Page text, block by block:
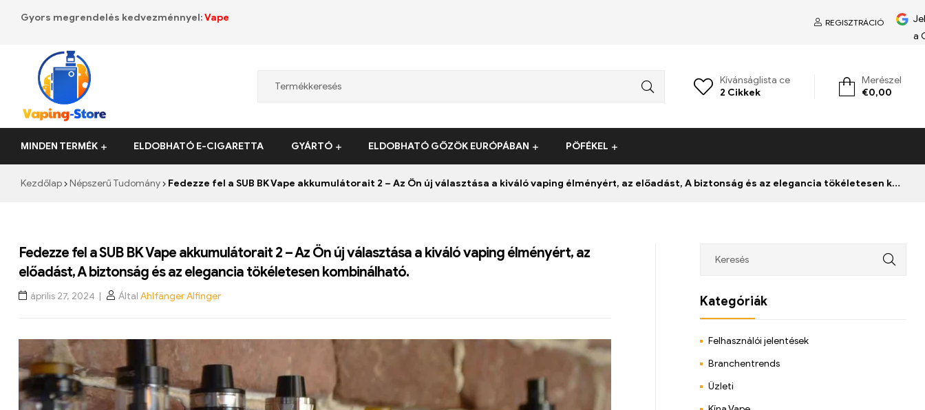
Gyors megrendelés kedvezménnyel:Vape REGISZTRÁCIÓ
a
Vaping-
Store.de
Kívánságlista ce
2 Cikkek
Merészel
€0,00
MINDEN TERMÉK ELDOBHATÓ E-CIGARETTA GYÁRTÓ ELDOBHATÓ GŐZÖK EURÓPÁBAN PÖFÉKEL
Kezdőlap Népszerű Tudomány Fedezze fel a SUB BK Vape akkumulátorait 2 – Az Ön új választása a kiváló vaping élményért, az előadást, A biztonság és az elegancia tökéletesen kombinálható.
Fedezze fel a SUB BK Vape akkumulátorait 2 – Az Ön új választása a kiváló vaping élményért, az
előadást, A biztonság és az elegancia tökéletesen kombinálható.
április 27, 2024 Által Ahlfänger Alfinger Kategóriák
Felhasználói jelentések
Branchentrends
Üzleti